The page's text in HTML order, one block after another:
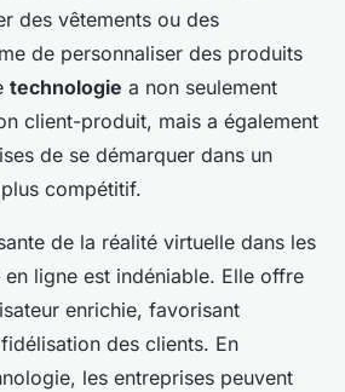
des vêtements ou des
de personnaliser des produits
technologie a non seulement
client-produit, mais a également
de se démarquer dans un
compétitif.
de la réalité virtuelle dans les
ligne est indéniable. Elle offre
enrichie, favorisant
des clients. En
les entreprises peuvent